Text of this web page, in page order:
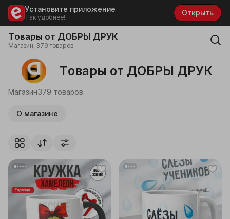
Установите приложение
Так удобнее!
Открыть
Товары от ДОБРЫ ДРУК
Магазин, 379 товаров
Товары от ДОБРЫ ДРУК
Магазин379 товаров
О магазине